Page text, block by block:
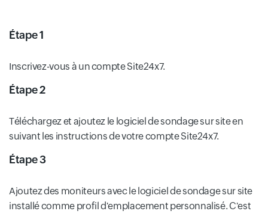
Étape 1
Inscrivez-vous à un compte Site24x7.
Étape 2
Téléchargez et ajoutez le logiciel de sondage sur site en
suivant les instructions de votre compte Site24x7.
Étape 3
Ajoutez des moniteurs avec le logiciel de sondage sur site
installé comme profil d'emplacement personnalisé. C'est